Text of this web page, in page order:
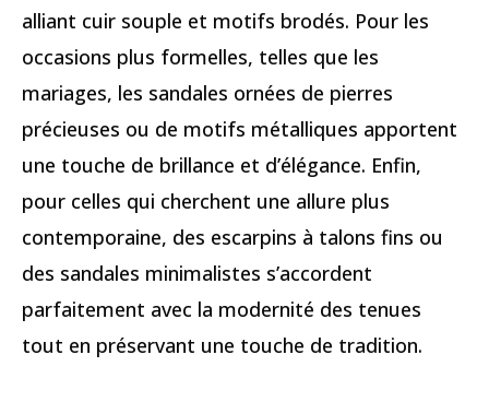
alliant cuir souple et motifs brodés. Pour les
occasions plus formelles, telles que les
mariages, les sandales ornées de pierres
précieuses ou de motifs métalliques apportent
une touche de brillance et d’élégance. Enfin,
pour celles qui cherchent une allure plus
contemporaine, des escarpins à talons fins ou
des sandales minimalistes s’accordent
parfaitement avec la modernité des tenues
tout en préservant une touche de tradition.